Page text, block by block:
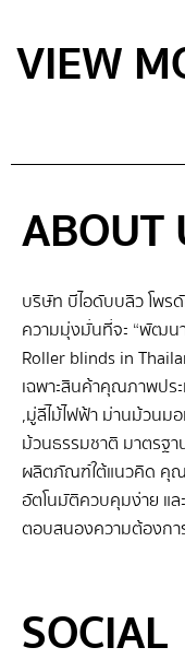
VIEW
ABOUT
บริษัท บีไอดับบลิว โพ
ความมุ่งมั่นที่จะ “พัฒน
Roller blinds in
เฉพาะสินค้าคุณภาพปร
,มู่ลี่ไม้ไฟฟ้า ม่านม้วนม
ม้วนธรรมชาติ มาตรฐ
ผลิตภัณฑ์ใต้แนวคิด คุณ
อัตโนมัติควบคุมง่าย แ
ตอบสนองความต้องกา
SOCIAL